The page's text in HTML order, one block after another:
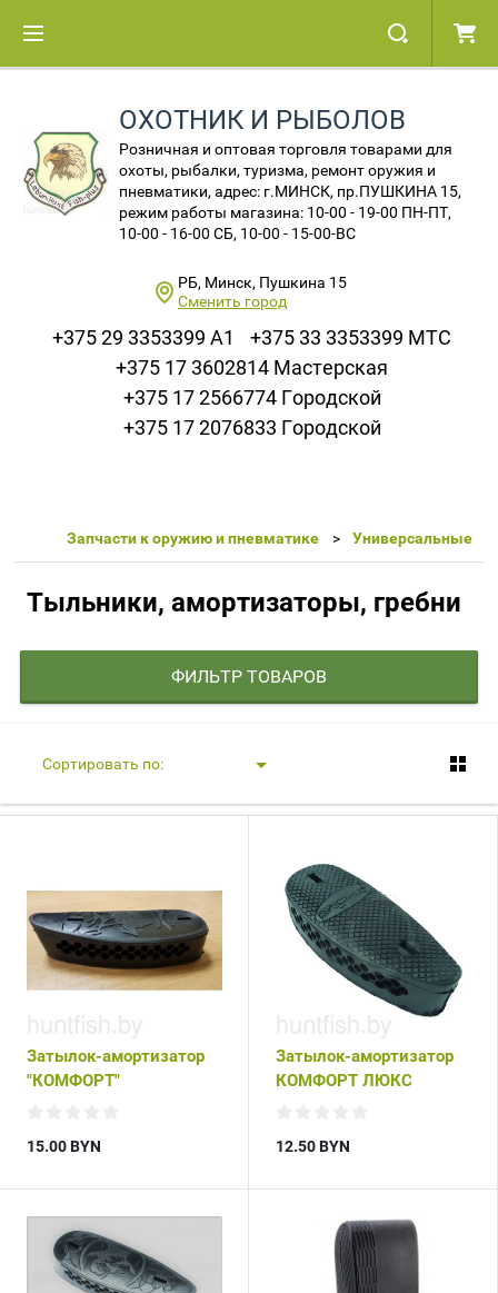
ОХОТНИК И РЫБОЛОВ
Розничная и оптовая торговля товарами для
охоты, рыбалки, туризма, ремонт оружия и
пневматики, адрес: г.МИНСК, пр.ПУШКИНА 15,
режим работы магазина: 10-00 - 19-00 ПН-ПТ,
10-00 - 16-00 СБ, 10-00 - 15-00-ВС
РБ, Минск, Пушкина 15
Сменить город
+375 29 3353399 A1
+375 33 3353399 МТС
+375 17 3602814 Мастерская
+375 17 2566774 Городской
+375 17 2076833 Городской
Запчасти к оружию и пневматике Универсальные
Тыльники, амортизаторы, гребни
ФИЛЬТР ТОВАРОВ
Сортировать по:
Затылок-амортизатор
"КОМФОРТ"
15.00BYN
Затылок-амортизатор
КОМФОРТ ЛЮКС
12.50BYN